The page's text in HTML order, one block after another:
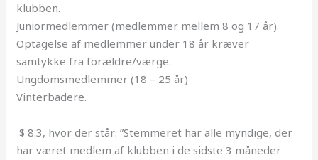
klubben.
Juniormedlemmer (medlemmer mellem 8 og 17 år).
Optagelse af medlemmer under 18 år kræver
samtykke fra forældre/værge.
Ungdomsmedlemmer (18 – 25 år)
Vinterbadere.
$ 8.3, hvor der står: ”Stemmeret har alle myndige, der
har været medlem af klubben i de sidste 3 måneder